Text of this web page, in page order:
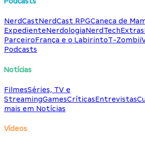
NerdCastNerdCast RPGCaneca de
ExpedienteNerdologiaNerdTechExtras
ParceiroFrança e o LabirintoT-Zombii
Podcasts
Notícias
FilmesSéries, TV e
StreamingGamesCríticasEntrevistas
mais em Notícias
Vídeos